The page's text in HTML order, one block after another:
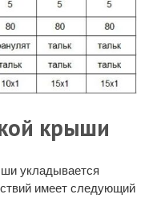
крыши
укладывается
имеет следующий